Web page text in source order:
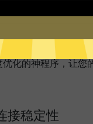
速器已为所有欧服游
化的神程序，让您
接稳定性